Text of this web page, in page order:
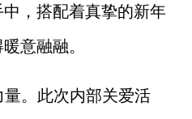
，搭配着真挚的新年
意融融。
。此次内部关爱活